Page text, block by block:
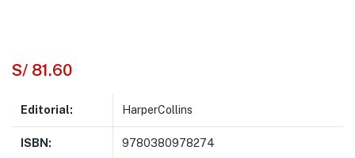
S/ 81.60
Editorial: HarperCollins
ISBN: 9780380978274